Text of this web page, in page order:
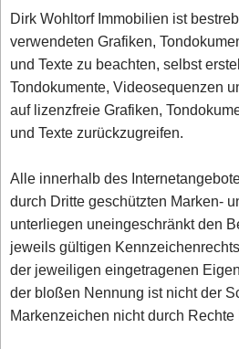
Dirk Wohltorf Immobilien ist
verwendeten Grafiken,
und Texte zu beachten, selbst
Tondokumente, Videosequenzen
auf lizenzfreie Grafiken,
und Texte zurückzugreifen.
Alle innerhalb des
durch Dritte geschützten Marken-
unterliegen uneingeschränkt den
jeweils gültigen
der jeweiligen eingetragenen
der bloßen Nennung ist nicht der
Markenzeichen nicht durch